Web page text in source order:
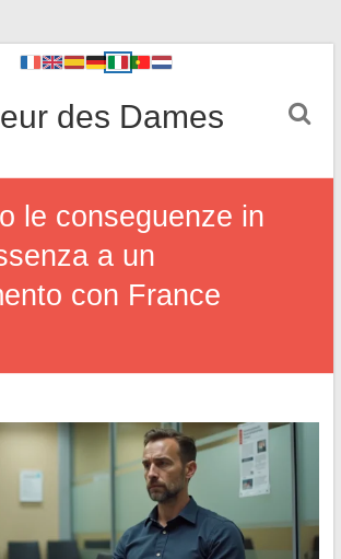
des Dames
le conseguenze in
a un
con France